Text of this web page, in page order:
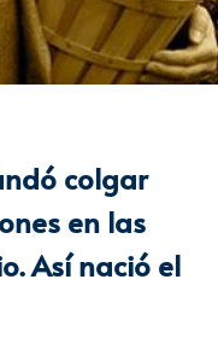
colgar
en las
Así nació el